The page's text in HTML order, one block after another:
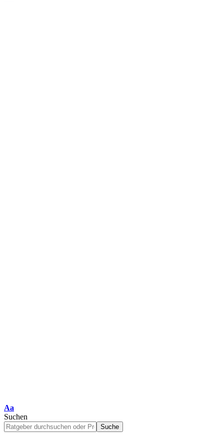
Schriftgrößenanpassung
Aa
Suchen